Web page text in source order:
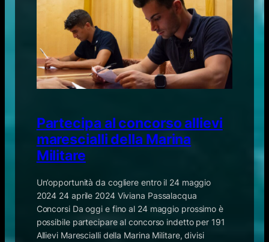
Partecipa al concorso allievi
marescialli della Marina
Militare
Un’opportunità da cogliere entro il 24 maggio
2024 24 aprile 2024 Viviana Passalacqua
Concorsi Da oggi e fino al 24 maggio prossimo è
possibile partecipare al concorso indetto per 191
Allievi Marescialli della Marina Militare, divisi